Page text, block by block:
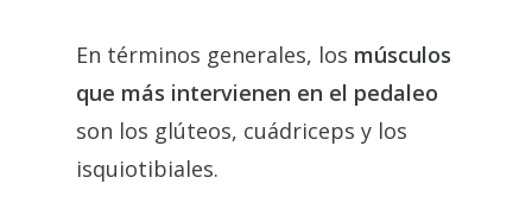
En términos generales, los músculos
que más intervienen en el pedaleo
son los glúteos, cuádriceps y los
isquiotibiales.